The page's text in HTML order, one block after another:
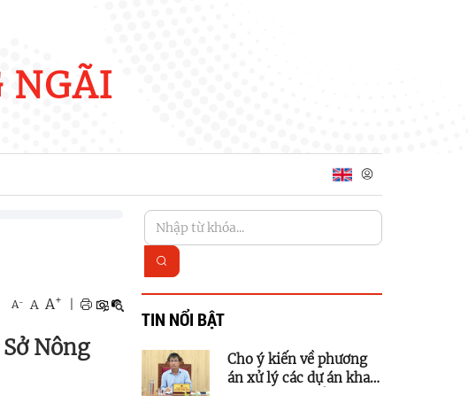
NGÃI
A- A A+
Nông
TIN NỔI BẬT
Cho ý kiến về phương
án xử lý các dự án khai